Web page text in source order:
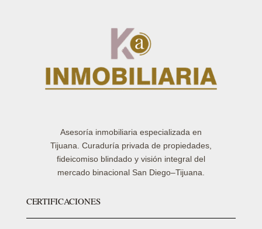
Asesoría inmobiliaria especializada en
Tijuana. Curaduría privada de propiedades,
fideicomiso blindado y visión integral del
mercado binacional San Diego–Tijuana.
CERTIFICACIONES